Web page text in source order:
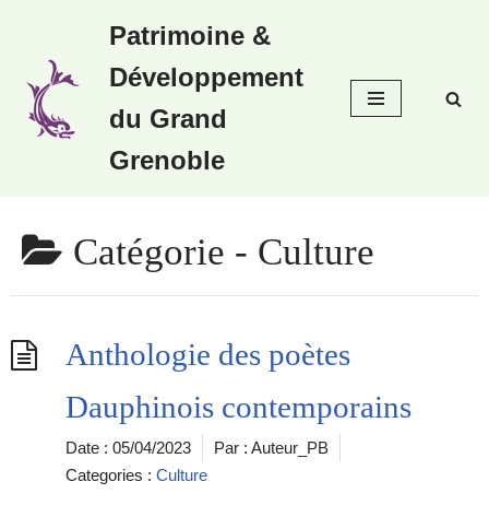
au
contenu
Patrimoine &
Développement
du Grand
Grenoble
Catégorie - Culture
Anthologie des poètes
Dauphinois contemporains
Date : 05/04/2023 Par : Auteur_PB
Categories : Culture